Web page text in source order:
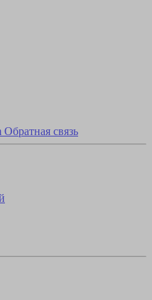
Обратная связь